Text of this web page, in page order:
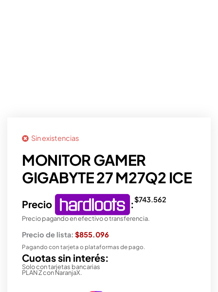
Sin existencias
MONITOR GAMER
GIGABYTE 27 M27Q2 ICE
Precio :$743.562
Precio pagando en efectivo o transferencia.
Precio de lista: $855.096
Pagando con tarjeta o plataformas de pago.
Cuotas sin interés:
Solo con tarjetas bancarias
PLAN Z con NaranjaX.